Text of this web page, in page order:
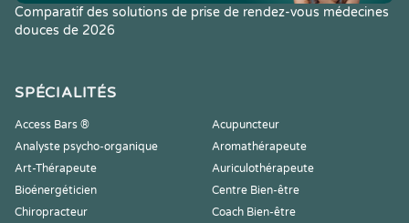
Comparatif des solutions de prise de rendez-vous médecines
douces de 2026
SPÉCIALITÉS
Access Bars ®
Acupuncteur
Analyste psycho-organique
Aromathérapeute
Art-Thérapeute
Auriculothérapeute
Bioénergéticien
Centre Bien-être
Chiropracteur
Coach Bien-être